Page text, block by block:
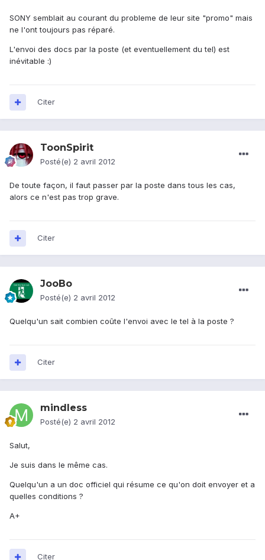
SONY semblait au courant du probleme de leur site "promo" mais
ne l'ont toujours pas réparé.
L'envoi des docs par la poste (et eventuellement du tel) est
inévitable :)
Citer
ToonSpirit
Posté(e) 2 avril 2012
De toute façon, il faut passer par la poste dans tous les cas,
alors ce n'est pas trop grave.
Citer
JooBo
Posté(e) 2 avril 2012
Quelqu'un sait combien coûte l'envoi avec le tel à la poste ?
Citer
mindless
Posté(e) 2 avril 2012
Salut,
Je suis dans le même cas.
Quelqu'un a un doc officiel qui résume ce qu'on doit envoyer et a
quelles conditions ?
A+
Citer